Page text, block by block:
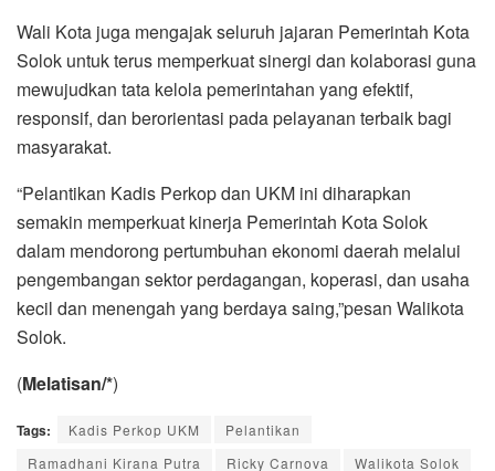
Wali Kota juga mengajak seluruh jajaran Pemerintah Kota
Solok untuk terus memperkuat sinergi dan kolaborasi guna
mewujudkan tata kelola pemerintahan yang efektif,
responsif, dan berorientasi pada pelayanan terbaik bagi
masyarakat.
“Pelantikan Kadis Perkop dan UKM ini diharapkan
semakin memperkuat kinerja Pemerintah Kota Solok
dalam mendorong pertumbuhan ekonomi daerah melalui
pengembangan sektor perdagangan, koperasi, dan usaha
kecil dan menengah yang berdaya saing,”pesan Walikota
Solok.
(Melatisan/*)
Tags: Kadis Perkop UKM
Pelantikan
Ramadhani Kirana Putra
Ricky Carnova Walikota Solok